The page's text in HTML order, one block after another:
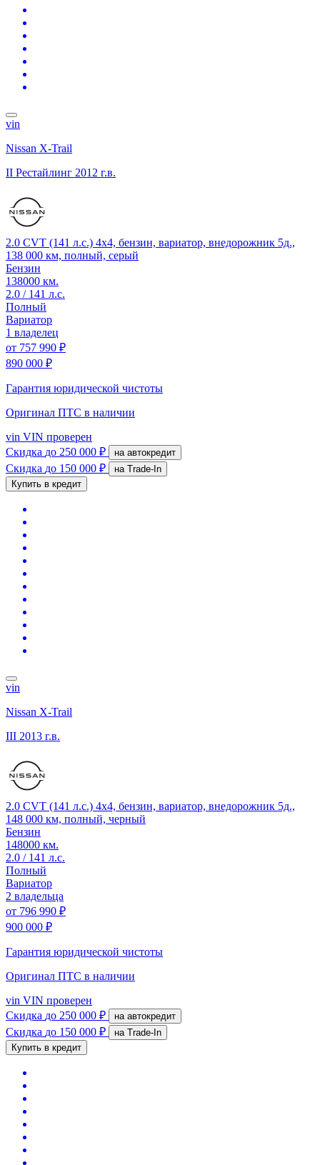
vin
Nissan X-Trail
II Рестайлинг 2012 г.в.
2.0 CVT (141 л.с.) 4x4, бензин, вариатор, внедорожник 5д.,
138 000 км, полный, серый
Бензин
138000 км.
2.0 / 141 л.с.
Полный
Вариатор
1 владелец
от 757 990 ₽
890 000 ₽
Гарантия юридической чистоты
Оригинал ПТС в наличии
vin VIN проверен
Скидка до 250 000 ₽ на автокредит
Скидка до 150 000 ₽
на Trade-In
Купить в кредит
vin
Nissan X-Trail
III 2013 г.в.
2.0 CVT (141 л.с.) 4x4, бензин, вариатор, внедорожник 5д.,
148 000 км, полный, черный
Бензин
148000 км.
2.0 / 141 л.с.
Полный
Вариатор
2 владельца
от 796 990 ₽
900 000 ₽
Гарантия юридической чистоты
Оригинал ПТС в наличии
vin VIN проверен
Скидка до 250 000 ₽ на автокредит
Скидка до 150 000 ₽
на Trade-In
Купить в кредит